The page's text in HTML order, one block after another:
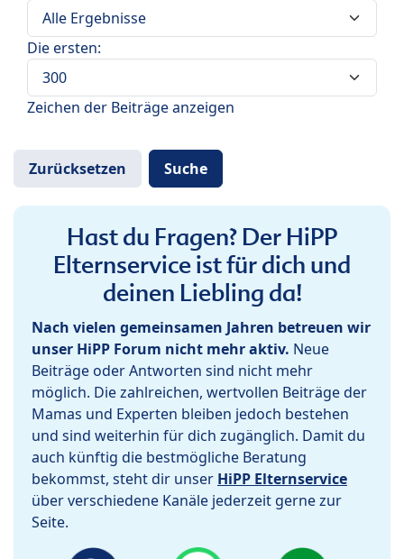
Die ersten:
Zeichen der Beiträge anzeigen
Hast du Fragen? Der HiPP
Elternservice ist für dich und
deinen Liebling da!
Nach vielen gemeinsamen Jahren betreuen wir
unser HiPP Forum nicht mehr aktiv. Neue
Beiträge oder Antworten sind nicht mehr
möglich. Die zahlreichen, wertvollen Beiträge der
Mamas und Experten bleiben jedoch bestehen
und sind weiterhin für dich zugänglich. Damit du
auch künftig die bestmögliche Beratung
bekommst, steht dir unser HiPP Elternservice
über verschiedene Kanäle jederzeit gerne zur
Seite.